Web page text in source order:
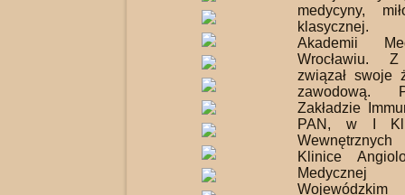
medycyny,
klasycznej.
Akademii
Wrocławiu. Z
związał swoje
zawodową.
Zakładzie
PAN, w I
Klinice